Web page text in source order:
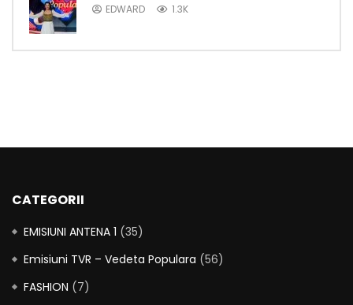
EDWARD 1.3K
CATEGORII
EMISIUNI ANTENA 1 (35)
Emisiuni TVR – Vedeta Populara (56)
FASHION (7)